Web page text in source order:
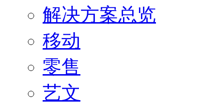
解决方案总览
移动
零售
艺文